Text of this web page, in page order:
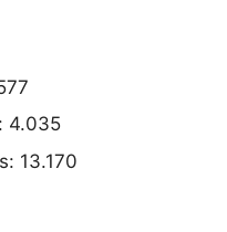
4.035
13.170